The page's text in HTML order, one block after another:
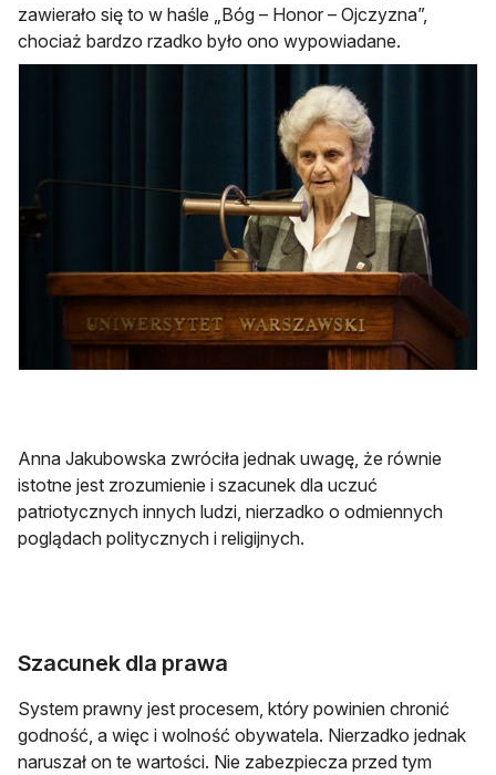
zawierało się to w haśle „Bóg – Honor – Ojczyzna”,
chociaż bardzo rzadko było ono wypowiadane.
Anna Jakubowska zwróciła jednak uwagę, że równie
istotne jest zrozumienie i szacunek dla uczuć
patriotycznych innych ludzi, nierzadko o odmiennych
poglądach politycznych i religijnych.
Szacunek dla prawa
System prawny jest procesem, który powinien chronić
godność, a więc i wolność obywatela. Nierzadko jednak
naruszał on te wartości. Nie zabezpiecza przed tym